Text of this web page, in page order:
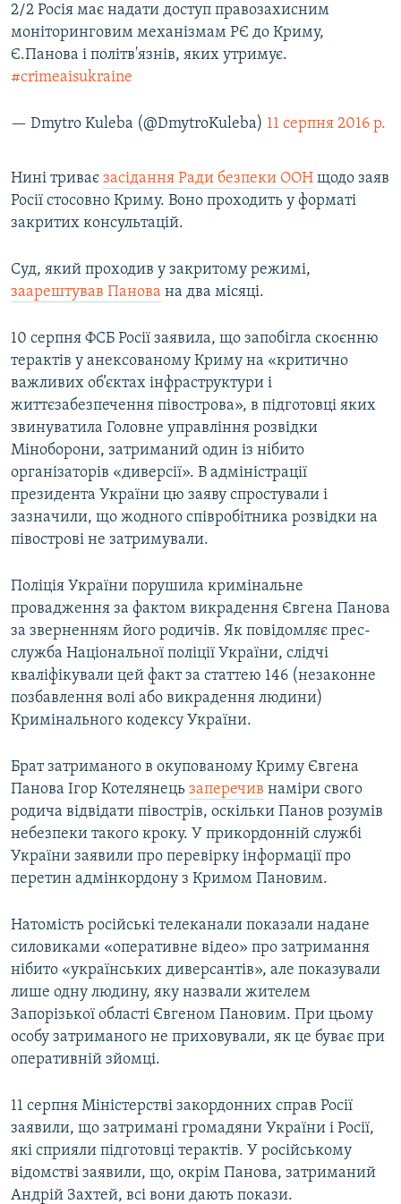
2/2 Росія має надати доступ правозахисним
моніторинговим механізмам РЄ до Криму,
Є.Панова і політв'язнів, яких утримує.
#crimeaisukraine
— Dmytro Kuleba (@DmytroKuleba) 11 серпня 2016 р.
Нині триває засідання Ради безпеки ООН щодо заяв
Росії стосовно Криму. Воно проходить у форматі
закритих консультацій.
Суд, який проходив у закритому режимі,
заарештував Панова на два місяці.
10 серпня ФСБ Росії заявила, що запобігла скоєнню
терактів у анексованому Криму на «критично
важливих об’єктах інфраструктури і
життєзабезпечення півострова», в підготовці яких
звинуватила Головне управління розвідки
Міноборони, затриманий один із нібито
організаторів «диверсії». В адміністрації
президента України цю заяву спростували і
зазначили, що жодного співробітника розвідки на
півострові не затримували.
Поліція України порушила кримінальне
провадження за фактом викрадення Євгена Панова
за зверненням його родичів. Як повідомляє прес-
служба Національної поліції України, слідчі
кваліфікували цей факт за статтею 146 (незаконне
позбавлення волі або викрадення людини)
Кримінального кодексу України.
Брат затриманого в окупованому Криму Євгена
Панова Ігор Котелянець заперечив наміри свого
родича відвідати півострів, оскільки Панов розумів
небезпеки такого кроку. У прикордонній службі
України заявили про перевірку інформації про
перетин адмінкордону з Кримом Пановим.
Натомість російські телеканали показали надане
силовиками «оперативне відео» про затримання
нібито «українських диверсантів», але показували
лише одну людину, яку назвали жителем
Запорізької області Євгеном Пановим. При цьому
особу затриманого не приховували, як це буває при
оперативній зйомці.
11 серпня Міністерстві закордонних справ Росії
заявили, що затримані громадяни України і Росії,
які сприяли підготовці терактів. У російському
відомстві заявили, що, окрім Панова, затриманий
Андрій Захтей, всі вони дають покази.